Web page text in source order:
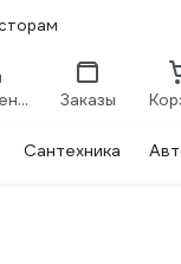
Сравнение Заказы
Сантехника